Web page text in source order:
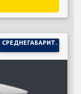
СРЕДНЕГАБАРИТ.